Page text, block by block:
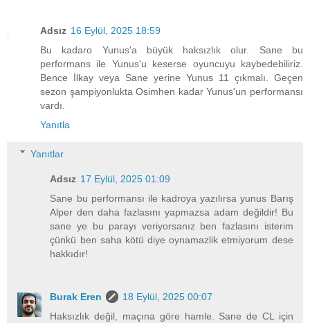
Adsız 16 Eylül, 2025 18:59
Bu kadaro Yunus'a büyük haksızlık olur. Sane bu
performans ile Yunus'u keserse oyuncuyu kaybedebiliriz.
Bence İlkay veya Sane yerine Yunus 11 çıkmalı. Geçen
sezon şampiyonlukta Osimhen kadar Yunus'un performansı
vardı.
Yanıtla
Yanıtlar
Adsız 17 Eylül, 2025 01:09
Sane bu performansı ile kadroya yazılırsa yunus Barış
Alper den daha fazlasını yapmazsa adam değildir! Bu
sane ye bu parayı veriyorsanız ben fazlasını isterim
çünkü ben saha kötü diye oynamazlik etmiyorum dese
hakkıdır!
Burak Eren
18 Eylül, 2025 00:07
Haksızlık değil, maçına göre hamle. Sane de CL için